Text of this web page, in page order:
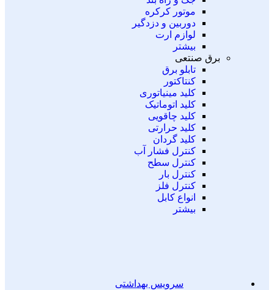
موتور کرکره
دوربین و دزدگیر
لوازم ارت
بیشتر
برق صنتعی
تابلو برق
کنتاکتور
کلید مینیاتوری
کلید اتوماتیک
کلید چاقویی
کلید حرارتی
کلید گردان
کنترل فشار آب
کنترل سطح
کنترل بار
کنترل فلز
انواع کابل
بیشتر
سرویس بهداشتی